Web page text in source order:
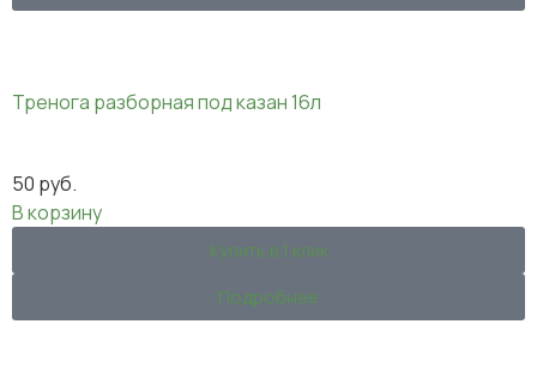
Тренога разборная под казан 16л
50 руб.
В корзину
Купить в 1 клик
Подробнее